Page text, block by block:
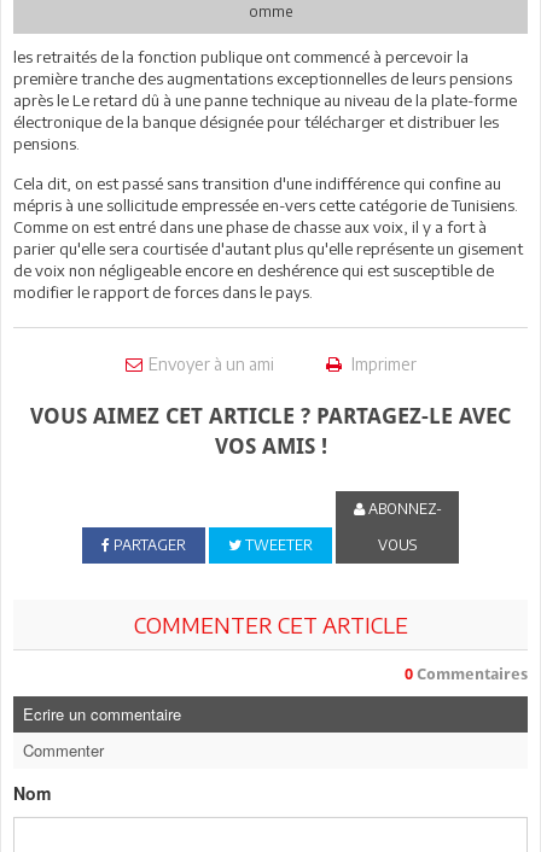
omme
les retraités de la fonction publique ont commencé à percevoir la
première tranche des augmentations exceptionnelles de leurs pensions
après le Le retard dû à une panne technique au niveau de la plate-forme
électronique de la banque désignée pour télécharger et distribuer les
pensions.
Cela dit, on est passé sans transition d'une indifférence qui confine au
mépris à une sollicitude empressée en-vers cette catégorie de Tunisiens.
Comme on est entré dans une phase de chasse aux voix, il y a fort à
parier qu'elle sera courtisée d'autant plus qu'elle représente un gisement
de voix non négligeable encore en deshérence qui est susceptible de
modifier le rapport de forces dans le pays.
Envoyer à un ami Imprimer
VOUS AIMEZ CET ARTICLE ? PARTAGEZ-LE AVEC
VOS AMIS !
PARTAGER TWEETER
ABONNEZ-
VOUS
COMMENTER CET ARTICLE
0 Commentaires
Ecrire un commentaire
Commenter
Nom